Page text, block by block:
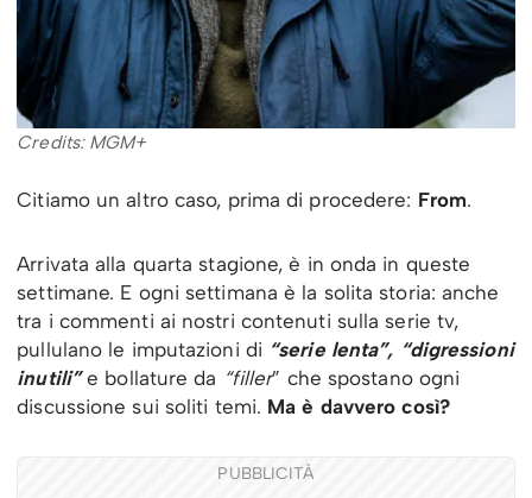
Credits: MGM+
Citiamo un altro caso, prima di procedere: From.
Arrivata alla quarta stagione, è in onda in queste
settimane. E ogni settimana è la solita storia: anche
tra i commenti ai nostri contenuti sulla serie tv,
pullulano le imputazioni di “serie lenta”, “digressioni
inutili”e bollature da “filler” che spostano ogni
discussione sui soliti temi. Ma è davvero così?
PUBBLICITÀ